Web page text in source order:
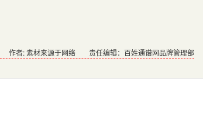
作者: 素材来源于网络 责任编辑：百姓通谱网品牌管理部